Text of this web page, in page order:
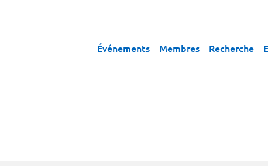
Événements Membres Recherche